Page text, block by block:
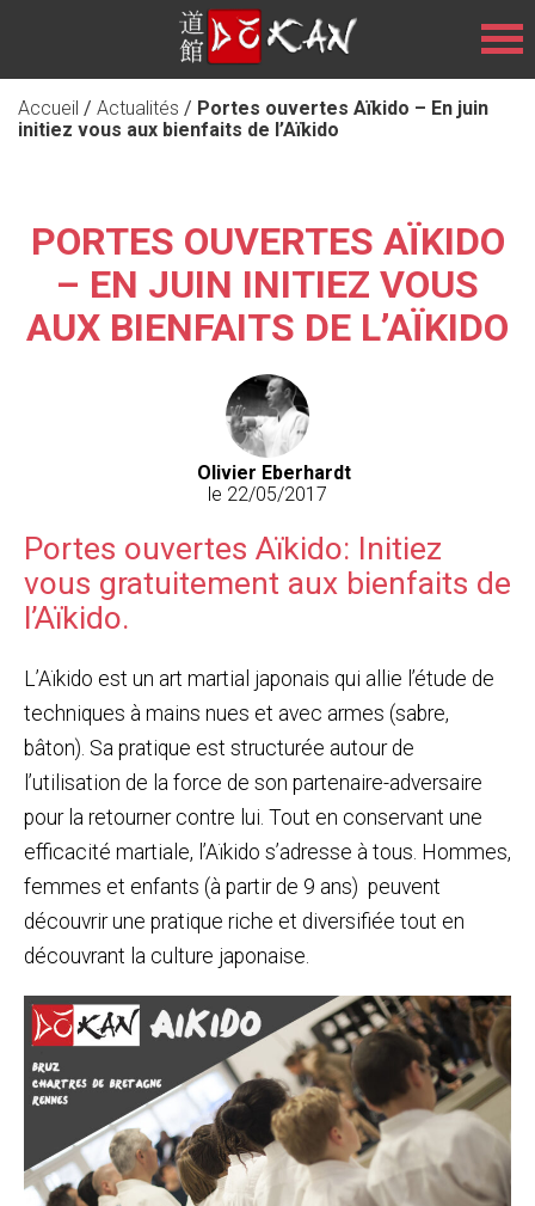
Accueil / Actualités / Portes ouvertes Aïkido – En juin
initiez vous aux bienfaits de l’Aïkido
PORTES OUVERTES AÏKIDO
– EN JUIN INITIEZ VOUS
AUX BIENFAITS DE L’AÏKIDO
Olivier Eberhardt
le 22/05/2017
Portes ouvertes Aïkido: Initiez
vous gratuitement aux bienfaits de
l’Aïkido.
L’Aïkido est un art martial japonais qui allie l’étude de
techniques à mains nues et avec armes (sabre,
bâton). Sa pratique est structurée autour de
l’utilisation de la force de son partenaire-adversaire
pour la retourner contre lui. Tout en conservant une
efficacité martiale, l’Aïkido s’adresse à tous. Hommes,
femmes et enfants (à partir de 9 ans) peuvent
découvrir une pratique riche et diversifiée tout en
découvrant la culture japonaise.